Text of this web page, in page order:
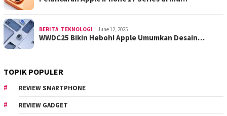
BERITA, TEKNOLOGI June 12, 2025
WWDC25 Bikin Heboh! Apple Umumkan Desain…
TOPIK POPULER
REVIEW SMARTPHONE
REVIEW GADGET